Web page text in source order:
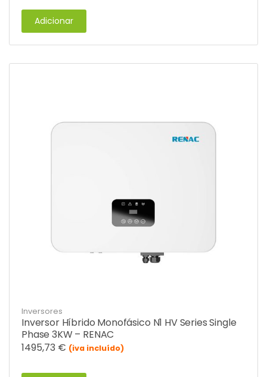
Adicionar
Inversores
Inversor Híbrido Monofásico N1 HV Series Single
Phase 3KW – RENAC
1495,73 € (iva incluído)